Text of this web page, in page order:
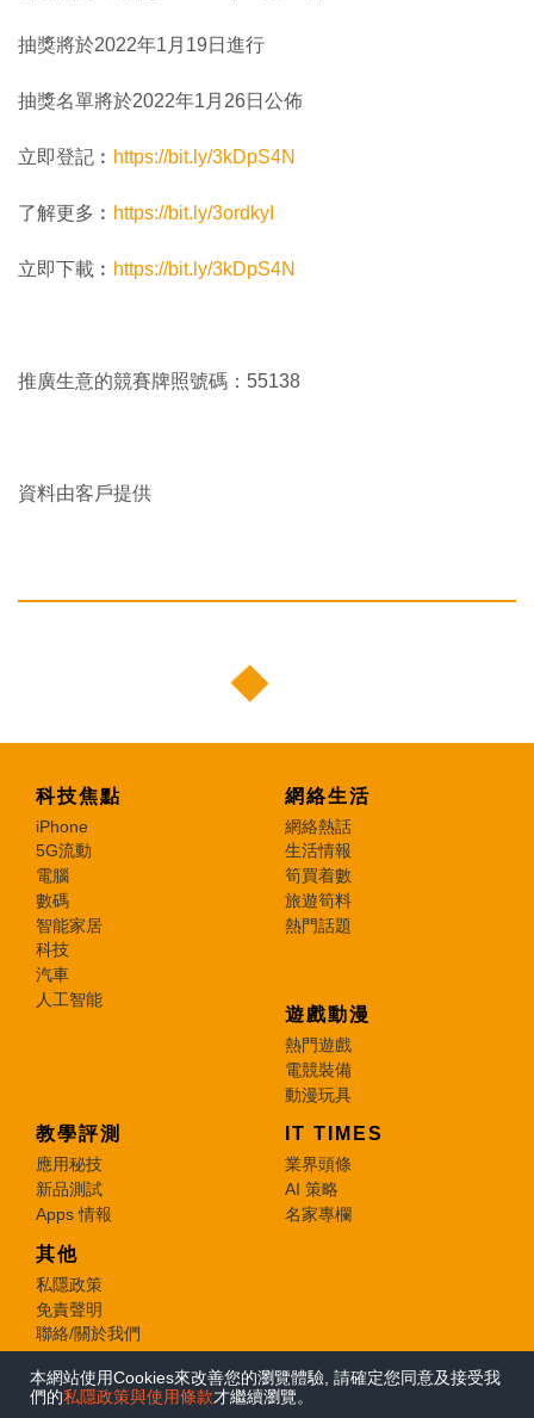
本網站使用Cookies來改善您的瀏覽體驗, 請確定您同意及接受我
們的私隱政策與使用條款才繼續瀏覽。
抽獎將於2022年1月19日進行
抽獎名單將於2022年1月26日公佈
立即登記︰ https://bit.ly/3kDpS4N
了解更多︰ https://bit.ly/3ordkyI
立即下載︰ https://bit.ly/3kDpS4N
推廣生意的競賽牌照號碼：55138
資料由客戶提供
科技焦點
iPhone
5G流動
電腦
數碼
智能家居
科技
汽車
人工智能
網絡生活
網絡熱話
生活情報
筍買着數
旅遊筍料
熱門話題
遊戲動漫
熱門遊戲
電競裝備
動漫玩具
教學評測
應用秘技
新品測試
Apps 情報
IT TIMES
業界頭條
AI 策略
名家專欄
其他
私隱政策
免責聲明
聯絡/關於我們
© 2026 e-zone. All Rights Reserved.